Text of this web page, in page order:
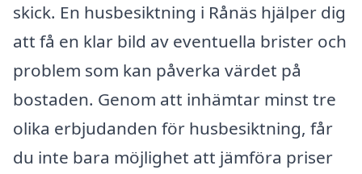
skick. En husbesiktning i Rånäs hjälper dig
att få en klar bild av eventuella brister och
problem som kan påverka värdet på
bostaden. Genom att inhämtar minst tre
olika erbjudanden för husbesiktning, får
du inte bara möjlighet att jämföra priser